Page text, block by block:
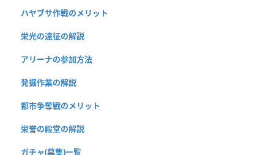
ハヤブサ作戦のメリット
栄光の遠征の解説
アリーナの参加方法
発掘作業の解説
都市争奪戦のメリット
栄誉の殿堂の解説
ガチャ(募集)一覧